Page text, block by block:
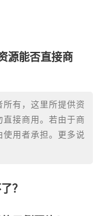
源能否直接商
有，这里所提供资
直接商用。若由于商
使用者承担。更多说
？